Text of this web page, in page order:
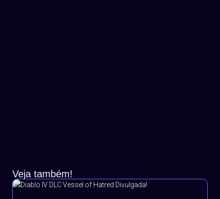
Veja também!